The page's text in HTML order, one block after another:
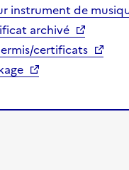
instrument de
archivé
certificats